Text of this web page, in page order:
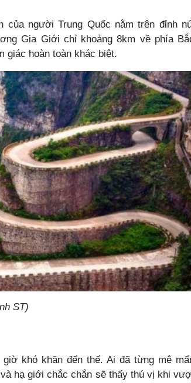
người Trung Quốc nằm trên đỉnh
Gia Giới chỉ khoảng 8km về phía
giác hoàn toàn khác biệt.
ST)
khó khăn đến thế. Ai đã từng mê
hạ giới chắc chắn sẽ thấy thú vị khi